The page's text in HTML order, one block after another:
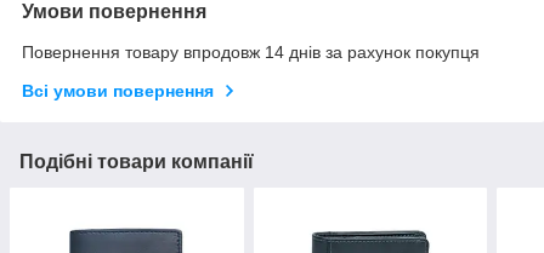
Умови повернення
Повернення товару впродовж 14 днів за рахунок покупця
Всі умови повернення
Подібні товари компанії